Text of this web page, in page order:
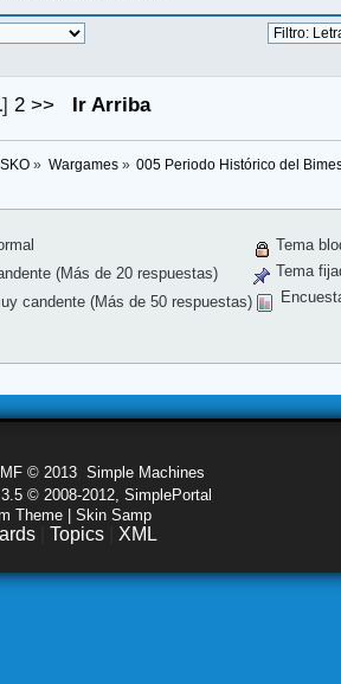
] 2 >> Ir Arriba
» Wargames» 005 Periodo Histórico del
(Más de 20 respuestas)
candente (Más de 50 respuestas)
Tema
Tema
© 2013 Simple Machines
© 2008-2012, SimplePortal
Theme | Skin Samp
Topics XML